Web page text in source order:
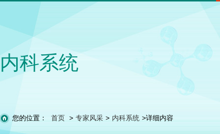
内科系统
您的位置： 首页 > 专家风采 > 内科系统 >详细内容